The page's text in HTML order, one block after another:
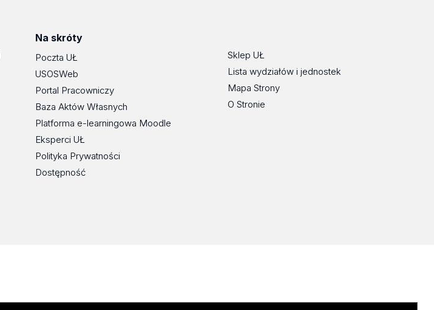
Na skróty
Poczta UŁ
USOSWeb
Portal Pracowniczy
Baza Aktów Własnych
Platforma e-learningowa Moodle
Eksperci UŁ
Polityka Prywatności
Dostępność
Sklep UŁ
Lista wydziałów i jednostek
Mapa Strony
O Stronie